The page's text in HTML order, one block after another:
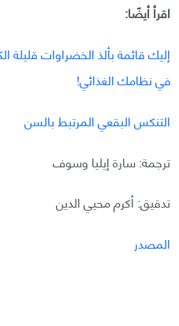
اقرأ أيضًا:
إليك قائمة بألذ الخضراوات قليلة
في نظامك الغذائي!
التنكس البقعي المرتبط بالسن
ترجمة: سارة إيليا وسوف
تدقيق: أكرم محيي الدين
المصدر